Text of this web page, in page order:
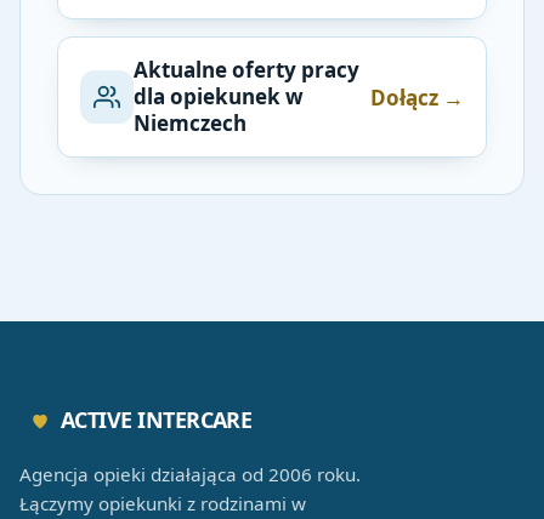
Aktualne oferty pracy
dla opiekunek w
Niemczech
Dołącz →
ACTIVE INTERCARE
Agencja opieki działająca od 2006 roku.
Łączymy opiekunki z rodzinami w